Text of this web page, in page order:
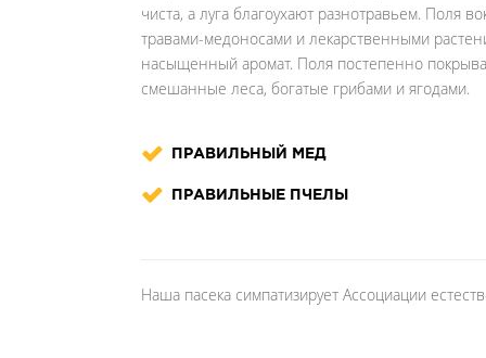
чиста, а луга благоухают разнотравьем. Поля
травами-медоносами и лекарственными
насыщенный аромат. Поля постепенно
смешанные леса, богатые грибами и ягодами.
ПРАВИЛЬНЫЙ МЕД
ПРАВИЛЬНЫЕ ПЧЕЛЫ
Наша пасека симпатизирует Ассоциации